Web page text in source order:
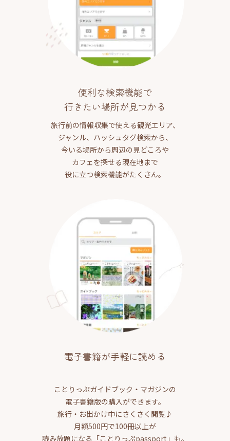
便利な検索機能で
行きたい場所が見つかる
旅行前の情報収集で使える観光エリア、
ジャンル、ハッシュタグ検索から、
今いる場所から周辺の見どころや
カフェを探せる現在地まで
役に立つ検索機能がたくさん。
電子書籍が手軽に読める
ことりっぷガイドブック・マガジンの
電子書籍版の購入ができます。
旅行・お出かけ中にさくさく閲覧♪
月額500円で100冊以上が
読み放題になる「ことりっぷpassport」も。